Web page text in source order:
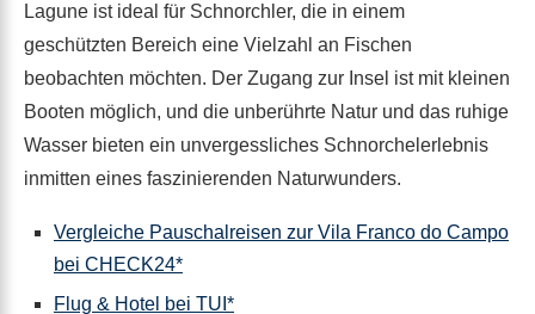
Lagune ist ideal für Schnorchler, die in einem
geschützten Bereich eine Vielzahl an Fischen
beobachten möchten. Der Zugang zur Insel ist mit kleinen
Booten möglich, und die unberührte Natur und das ruhige
Wasser bieten ein unvergessliches Schnorchelerlebnis
inmitten eines faszinierenden Naturwunders.
Vergleiche Pauschalreisen zur Vila Franco do Campo
bei CHECK24*
Flug & Hotel bei TUI*